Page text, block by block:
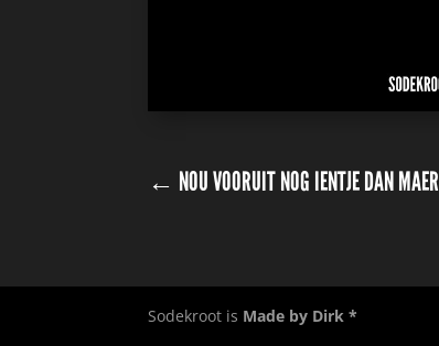
← NOU VOORUIT NOG IENTJE DAN MAER
Sodekroot is Made by Dirk *